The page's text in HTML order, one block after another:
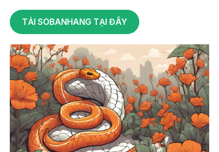
TẢI SOBANHANG TẠI ĐÂY